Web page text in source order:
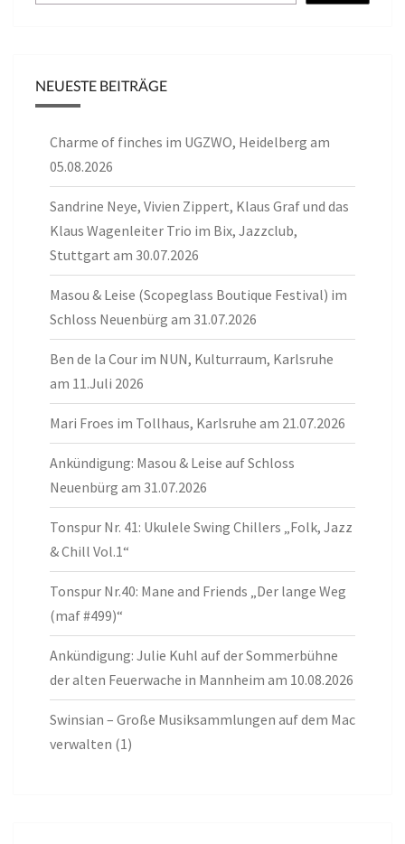
NEUESTE BEITRÄGE
Charme of finches im UGZWO, Heidelberg am
05.08.2026
Sandrine Neye, Vivien Zippert, Klaus Graf und das
Klaus Wagenleiter Trio im Bix, Jazzclub,
Stuttgart am 30.07.2026
Masou & Leise (Scopeglass Boutique Festival) im
Schloss Neuenbürg am 31.07.2026
Ben de la Cour im NUN, Kulturraum, Karlsruhe
am 11.Juli 2026
Mari Froes im Tollhaus, Karlsruhe am 21.07.2026
Ankündigung: Masou & Leise auf Schloss
Neuenbürg am 31.07.2026
Tonspur Nr. 41: Ukulele Swing Chillers „Folk, Jazz
& Chill Vol.1“
Tonspur Nr.40: Mane and Friends „Der lange Weg
(maf #499)“
Ankündigung: Julie Kuhl auf der Sommerbühne
der alten Feuerwache in Mannheim am 10.08.2026
Swinsian – Große Musiksammlungen auf dem Mac
verwalten (1)